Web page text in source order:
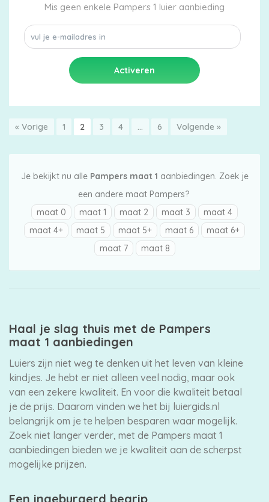
Mis geen enkele Pampers 1 luier aanbieding
« Vorige 1 2 3 4 … 6 Volgende »
Je bekijkt nu alle Pampers maat 1 aanbiedingen. Zoek je
een andere maat Pampers?
maat 0
maat 1 maat 2 maat 3
maat 4
maat 4+
maat 5 maat 5+ maat 6
maat 6+
maat 7
maat 8
Haal je slag thuis met de Pampers
maat 1 aanbiedingen
Luiers zijn niet weg te denken uit het leven van kleine
kindjes. Je hebt er niet alleen veel nodig, maar ook
van een zekere kwaliteit. En voor die kwaliteit betaal
je de prijs. Daarom vinden we het bij luiergids.nl
belangrijk om je te helpen besparen waar mogelijk.
Zoek niet langer verder, met de Pampers maat 1
aanbiedingen bieden we je kwaliteit aan de scherpst
mogelijke prijzen.
Een ingeburgerd begrip